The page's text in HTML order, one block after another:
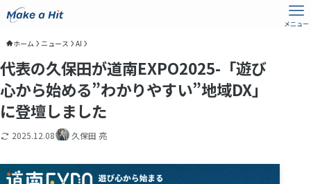
メニュー
ホーム ニュース AI
代表の久保田が道南EXPO2025-「遊び
心から始める”わかりやすい”地域DX」
に登壇しました
2025.12.08 久保田 亮